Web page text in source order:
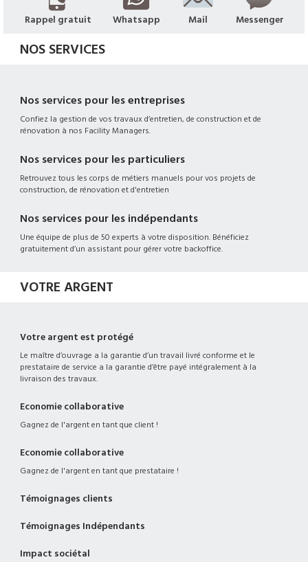
Rappel gratuit Whatsapp Mail Messenger
NOS SERVICES
Nos services pour les entreprises
Confiez la gestion de vos travaux d’entretien, de construction et de
rénovation à nos Facility Managers.
Nos services pour les particuliers
Retrouvez tous les corps de métiers manuels pour vos projets de
construction, de rénovation et d'entretien
Nos services pour les indépendants
Une équipe de plus de 50 experts à votre disposition. Bénéficiez
gratuitement d’un assistant pour gérer votre backoffice.
VOTRE ARGENT
Votre argent est protégé
Le maître d’ouvrage a la garantie d’un travail livré conforme et le
prestataire de service a la garantie d’être payé intégralement à la
livraison des travaux.
Economie collaborative
Gagnez de l'argent en tant que client !
Economie collaborative
Gagnez de l'argent en tant que prestataire !
Témoignages clients
Témoignages Indépendants
Impact sociétal